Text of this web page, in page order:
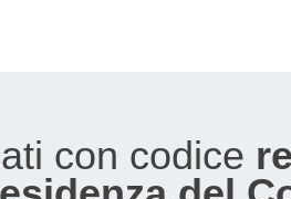
con codice